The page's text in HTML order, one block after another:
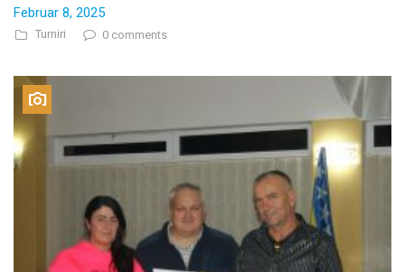
Februar 8, 2025
Turniri 0 comments